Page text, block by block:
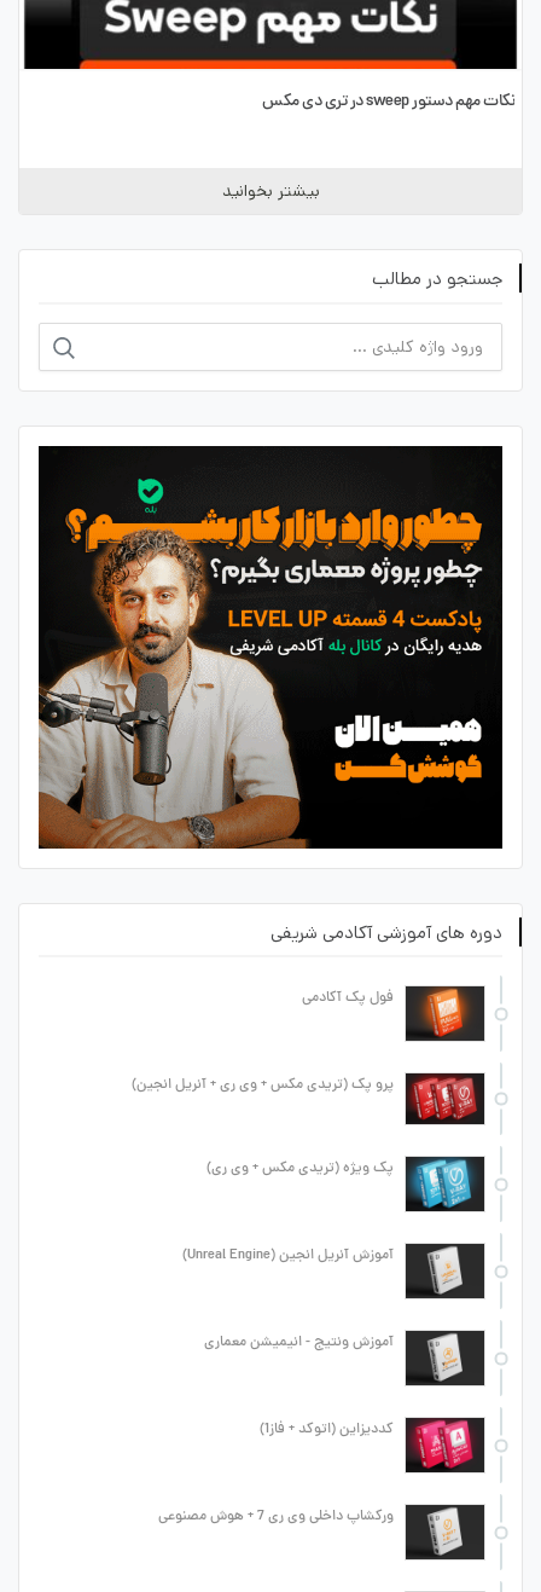
نکات مهم دستور sweep در تری دی مکس
بیشتر بخوانید
جستجو در مطالب
دوره های آموزشی آکادمی شریفی
فول پک آکادمی
پرو پک (تریدی مکس + وی ری + آنریل انجین)
پک ویژه (تریدی مکس + وی ری)
آموزش آنریل انجین (Unreal Engine)
آموزش ونتیج - انیمیشن معماری
کددیزاین (اتوکد + فاز1)
ورکشاپ داخلی وی ری 7 + هوش مصنوعی